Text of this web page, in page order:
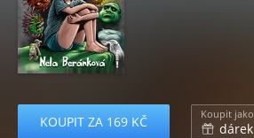
KOUPIT ZA 169 KČ Koupit jako
dárek